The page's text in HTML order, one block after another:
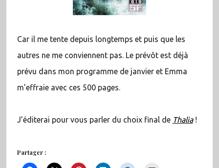
Car il me tente depuis longtemps et puis que les
autres ne me conviennent pas. Le prévôt est déjà
prévu dans mon programme de janvier et Emma
m’effraie avec ces 500 pages.
J’éditerai pour vous parler du choix final de Thalia!
Partager :